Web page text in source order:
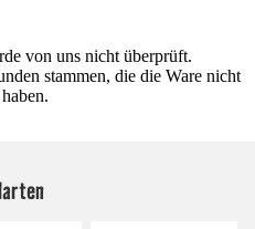
von uns nicht überprüft.
stammen, die die Ware nicht